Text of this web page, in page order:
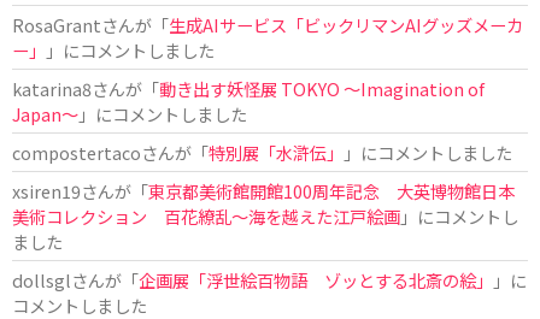
RosaGrantさんが「生成AIサービス「ビックリマンAIグッズメーカ
ー」
」にコメントしました
katarina8さんが「動き出す妖怪展 TOKYO 〜Imagination of
Japan〜」にコメントしました
compostertacoさんが「特別展「水滸伝」
」にコメントしました
xsiren19さんが「東京都美術館開館100周年記念 大英博物館日本
美術コレクション 百花繚乱～海を越えた江戸絵画」にコメントし
ました
dollsglさんが「企画展「浮世絵百物語 ゾッとする北斎の絵」
」に
コメントしました